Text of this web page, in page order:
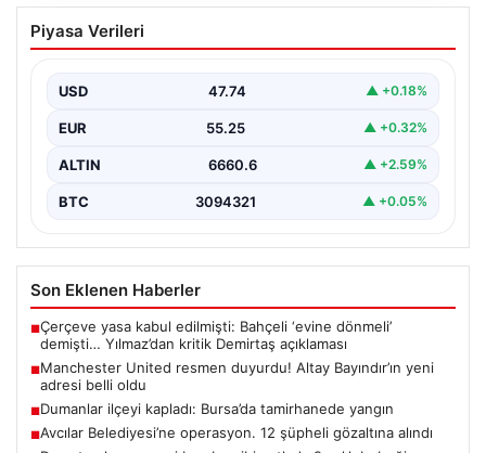
Manchester United resmen duyurdu!
Altay Bayındır’ın yeni adresi belli oldu
Piyasa Verileri
USD 47.74 ▲ +0.18%
EUR 55.25 ▲ +0.32%
ALTIN 6660.6 ▲ +2.59%
BTC 3094321 ▲ +0.05%
Son Eklenen Haberler
■Çerçeve yasa kabul edilmişti: Bahçeli ‘evine dönmeli’
demişti… Yılmaz’dan kritik Demirtaş açıklaması
■Manchester United resmen duyurdu! Altay Bayındır’ın yeni
adresi belli oldu
■Dumanlar ilçeyi kapladı: Bursa’da tamirhanede yangın
■Avcılar Belediyesi’ne operasyon. 12 şüpheli gözaltına alındı